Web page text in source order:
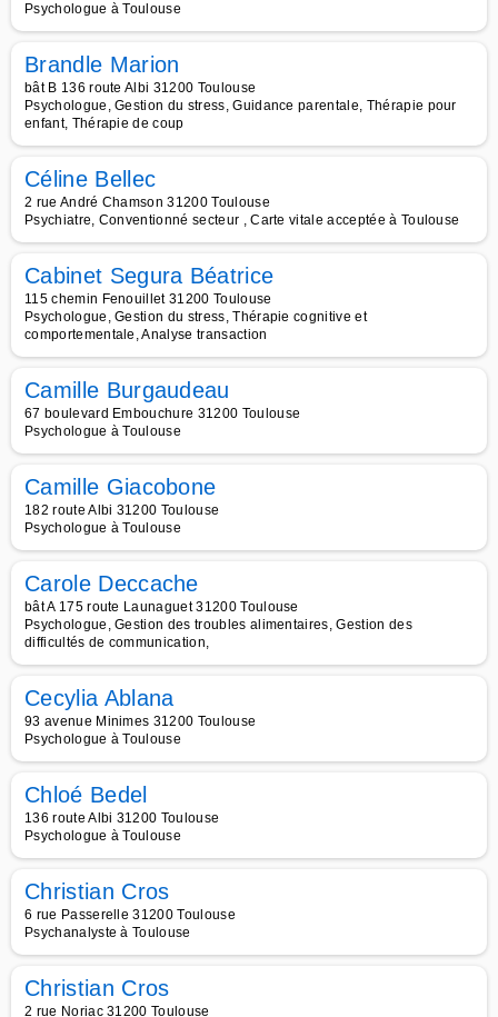
Psychologue à Toulouse
Brandle Marion
bât B 136 route Albi 31200 Toulouse
Psychologue, Gestion du stress, Guidance parentale, Thérapie pour
enfant, Thérapie de coup
Céline Bellec
2 rue André Chamson 31200 Toulouse
Psychiatre, Conventionné secteur , Carte vitale acceptée à Toulouse
Cabinet Segura Béatrice
115 chemin Fenouillet 31200 Toulouse
Psychologue, Gestion du stress, Thérapie cognitive et
comportementale, Analyse transaction
Camille Burgaudeau
67 boulevard Embouchure 31200 Toulouse
Psychologue à Toulouse
Camille Giacobone
182 route Albi 31200 Toulouse
Psychologue à Toulouse
Carole Deccache
bât A 175 route Launaguet 31200 Toulouse
Psychologue, Gestion des troubles alimentaires, Gestion des
difficultés de communication,
Cecylia Ablana
93 avenue Minimes 31200 Toulouse
Psychologue à Toulouse
Chloé Bedel
136 route Albi 31200 Toulouse
Psychologue à Toulouse
Christian Cros
6 rue Passerelle 31200 Toulouse
Psychanalyste à Toulouse
Christian Cros
2 rue Noriac 31200 Toulouse